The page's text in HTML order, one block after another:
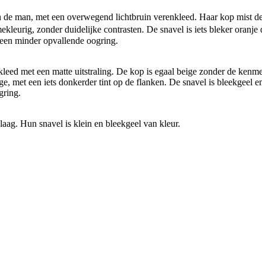
man, met een overwegend lichtbruin verenkleed. Haar kop mist
zonder duidelijke contrasten. De snavel is iets bleker
minder opvallende oogring.
met een matte uitstraling. De kop is egaal beige zonder de
met een iets donkerder tint op de flanken. De snavel is
Hun snavel is klein en bleekgeel van kleur.